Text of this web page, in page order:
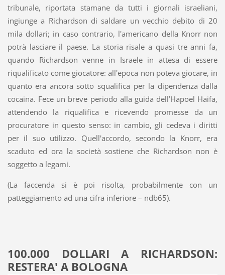
tribunale, riportata stamane da tutti i giornali israeliani,
ingiunge a Richardson di saldare un vecchio debito di 20
mila dollari; in caso contrario, l'americano della Knorr non
potrà lasciare il paese. La storia risale a quasi tre anni fa,
quando Richardson venne in Israele in attesa di essere
riqualificato come giocatore: all'epoca non poteva giocare, in
quanto era ancora sotto squalifica per la dipendenza dalla
cocaina. Fece un breve periodo alla guida dell’Hapoel Haifa,
attendendo la riqualifica e ricevendo promesse da un
procuratore in questo senso: in cambio, gli cedeva i diritti
per il suo utilizzo. Quell'accordo, secondo la Knorr, era
scaduto ed ora la società sostiene che Richardson non è
soggetto a legami.
(La faccenda si è poi risolta, probabilmente con un
patteggiamento ad una cifra inferiore – ndb65).
100.000 DOLLARI A RICHARDSON:
RESTERA' A BOLOGNA